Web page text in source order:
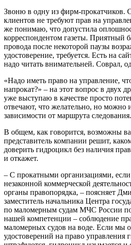
Звоню в одну из фирм-прокатчиков.
клиентов не требуют прав на
же понимаю, что допустила
корреспондентом газеты. Приятный
провода после некоторой паузы
удостоверение, требуется. Есть на
надо читать внимательней. Соврал,
«Надо иметь право на управление,
напрокат?» – на этот вопрос в двух
уже выступаю в качестве просто
отвечают, что желательно, но можно
зависимости от маршрута следования.
В общем, как говорится, возможны
представитель компании решит,
доверить гидроцикл без наличия
и откажет.
– С прокатными организациями,
незаконной коммерческой
органы правопорядка, – поясняет
заместитель начальника Центра
по маломерным судам МЧС России
нашей компетенции – соблюдение
маломерных судов на воде. Если мы
удостоверений на право управления